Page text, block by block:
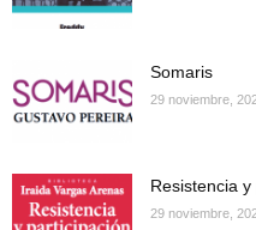
Somaris
29 noviembre,
Resistencia
29 noviembre,